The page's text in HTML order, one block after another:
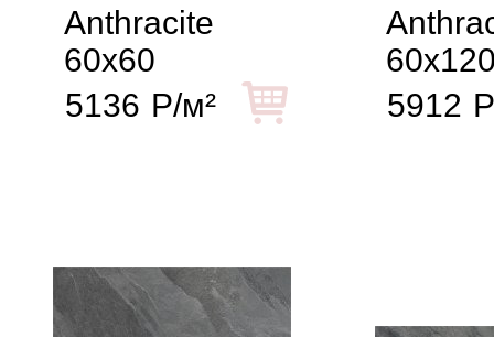
Anthracite
60x60
5136 Р/м²
5912